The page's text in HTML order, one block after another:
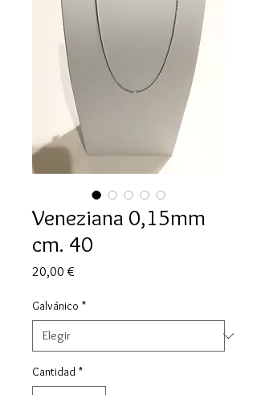
Veneziana 0,15mm
cm. 40
20,00 €
Galvánico *
Cantidad *